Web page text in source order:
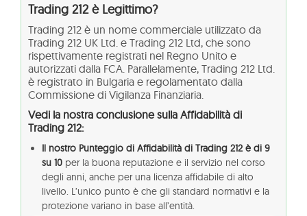
Trading 212 è Legittimo?
Trading 212 è un nome commerciale utilizzato da
Trading 212 UK Ltd. e Trading 212 Ltd, che sono
rispettivamente registrati nel Regno Unito e
autorizzati dalla FCA. Parallelamente, Trading 212 Ltd.
è registrato in Bulgaria e regolamentato dalla
Commissione di Vigilanza Finanziaria.
Vedi la nostra conclusione sulla Affidabilità di
Trading 212:
Il nostro Punteggio di Affidabilità di Trading 212 è di 9
su 10 per la buona reputazione e il servizio nel corso
degli anni, anche per una licenza affidabile di alto
livello. L’unico punto è che gli standard normativi e la
protezione variano in base all’entità.